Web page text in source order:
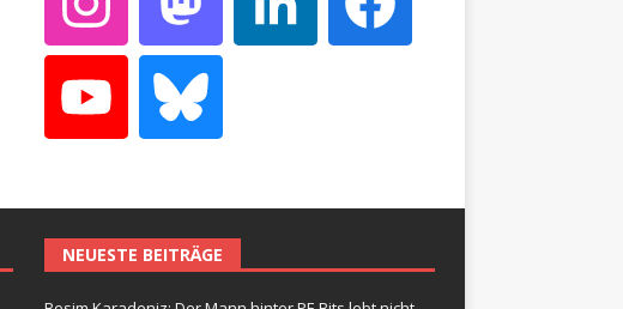
NEUESTE BEITRÄGE